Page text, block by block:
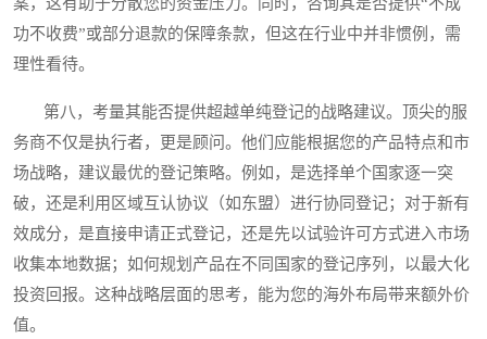
功不收费”或部分退款的保障条款，但这在行业中并非惯例，需
理性看待。
第八，考量其能否提供超越单纯登记的战略建议。顶尖的服
务商不仅是执行者，更是顾问。他们应能根据您的产品特点和市
场战略，建议最优的登记策略。例如，是选择单个国家逐一突
破，还是利用区域互认协议（如东盟）进行协同登记；对于新有
效成分，是直接申请正式登记，还是先以试验许可方式进入市场
收集本地数据；如何规划产品在不同国家的登记序列，以最大化
投资回报。这种战略层面的思考，能为您的海外布局带来额外价
值。